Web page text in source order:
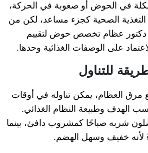
في الحوض أو صعوبة في الحركة،
التغذية الصحية كجزء مساعد، لكن من
دكتور عظام تخصص حوض لتقييم
على الوصفات الغذائية وحدها.
للتناول
العظام، يمكن تناوله في أوقات
الهدف وطبيعة النظام الغذائي.
شربه صباحًا كمشروب دافئ، بينما
لأنه خفيف وسهل الهضم.